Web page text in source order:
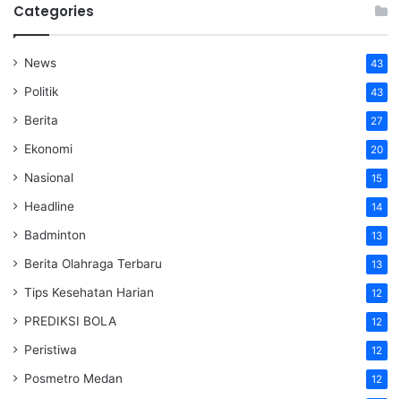
Categories
News 43
Politik 43
Berita 27
Ekonomi 20
Nasional 15
Headline 14
Badminton 13
Berita Olahraga Terbaru 13
Tips Kesehatan Harian 12
PREDIKSI BOLA 12
Peristiwa 12
Posmetro Medan 12